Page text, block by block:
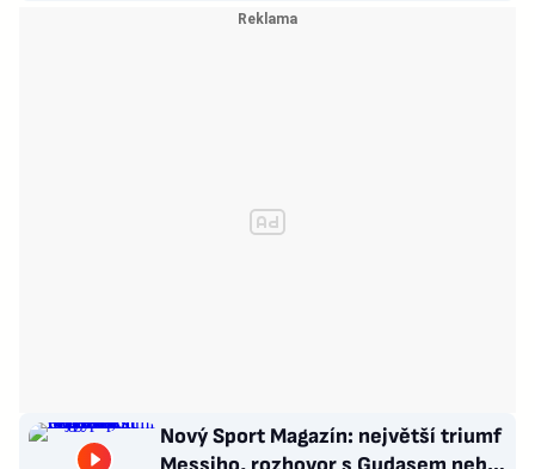
Nový Sport Magazín: největší triumf